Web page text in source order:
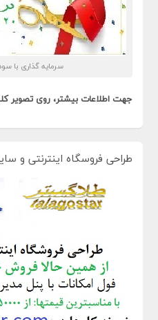
سرمایه گذاری با
جهت اطلاعات بیشتر، روی تصویر
طراحی فروسگاه اینترنتی و